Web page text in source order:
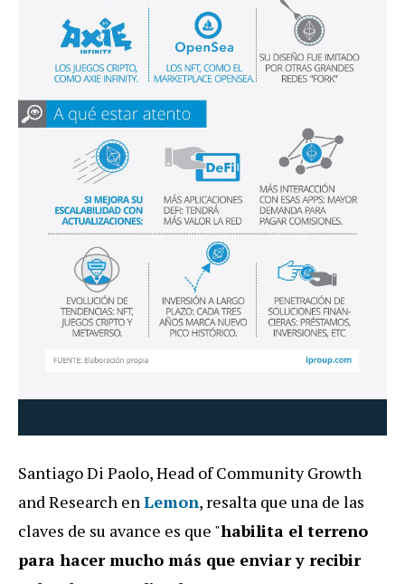
Santiago Di Paolo, Head of Community Growth
and Research enLemon, resalta que una de las
claves de su avance es que "habilita el terreno
para hacer mucho más que enviar y recibir